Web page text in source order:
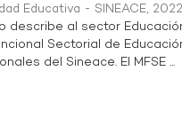
Educativa - SINEACE,
describe al sector
Sectorial de
del Sineace. El MFSE ...